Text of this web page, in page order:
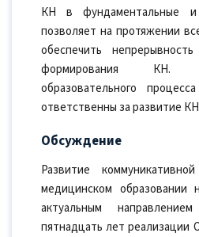
КН в фундаментальные и
позволяет на протяжении
обеспечить
формирования КН.
образовательного
ответственны за развитие
Обсуждение
Развитие
медицинском образовании
актуальным
пятнадцать лет